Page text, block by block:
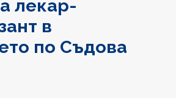
лекар-
в
по Съдова